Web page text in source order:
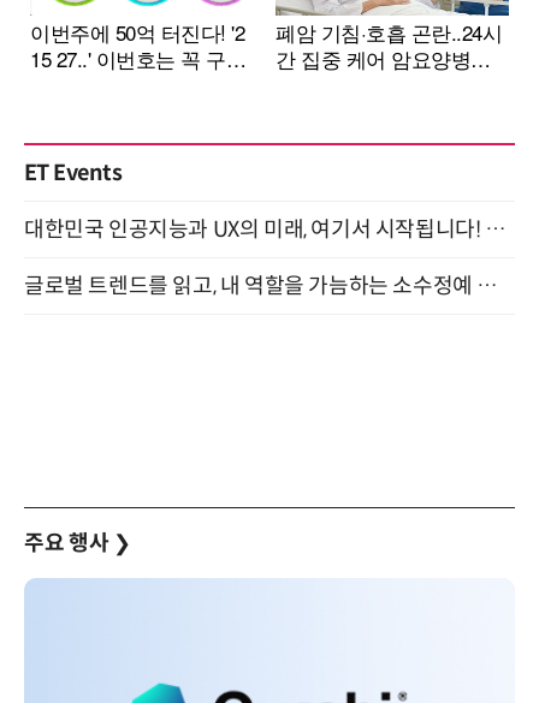
ET Events
대한민국 인공지능과 UX의 미래, 여기서 시작됩니다! UX Korea 2026 - Fall 9월 2일 개최
글로벌 트렌드를 읽고, 내 역할을 가늠하는 소수정예 실습 워크숍 (8/28)
주요 행사 ❯